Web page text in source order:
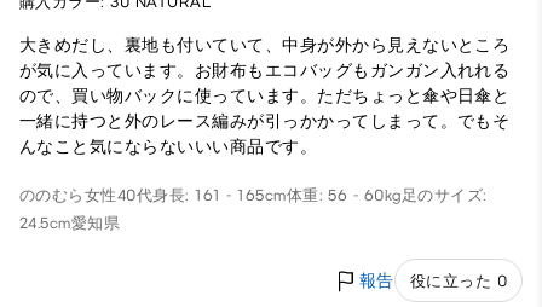
大きめだし、裏地も付いていて、中身が外から見えないところ
が気に入っています。お財布もエコバッグもガンガン入れれる
ので、買い物バックに使っています。ただちょっと傘や日傘と
一緒に持つと外のレース編みが引っかかってしまって。でもそ
んなこと気にならないいい商品です。
ののむら 女性40代身長: 161 - 165cm体重: 56 - 60kg足のサイズ:
24.5cm愛知県
報告 役に立った 0